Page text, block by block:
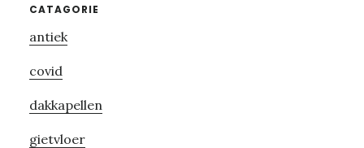
Primary
Sidebar
CATAGORIE
antiek
covid
dakkapellen
gietvloer